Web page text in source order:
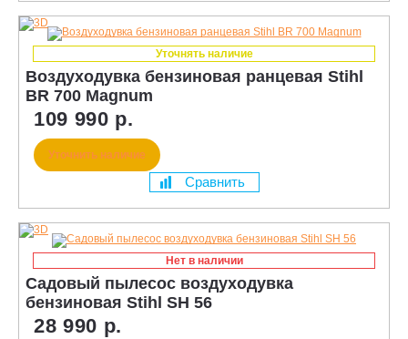
Уточнять наличие
Воздуходувка бензиновая ранцевая Stihl
BR 700 Magnum
109 990 р.
Уточнить наличие
Сравнить
Нет в наличии
Садовый пылесос воздуходувка
бензиновая Stihl SH 56
28 990 р.